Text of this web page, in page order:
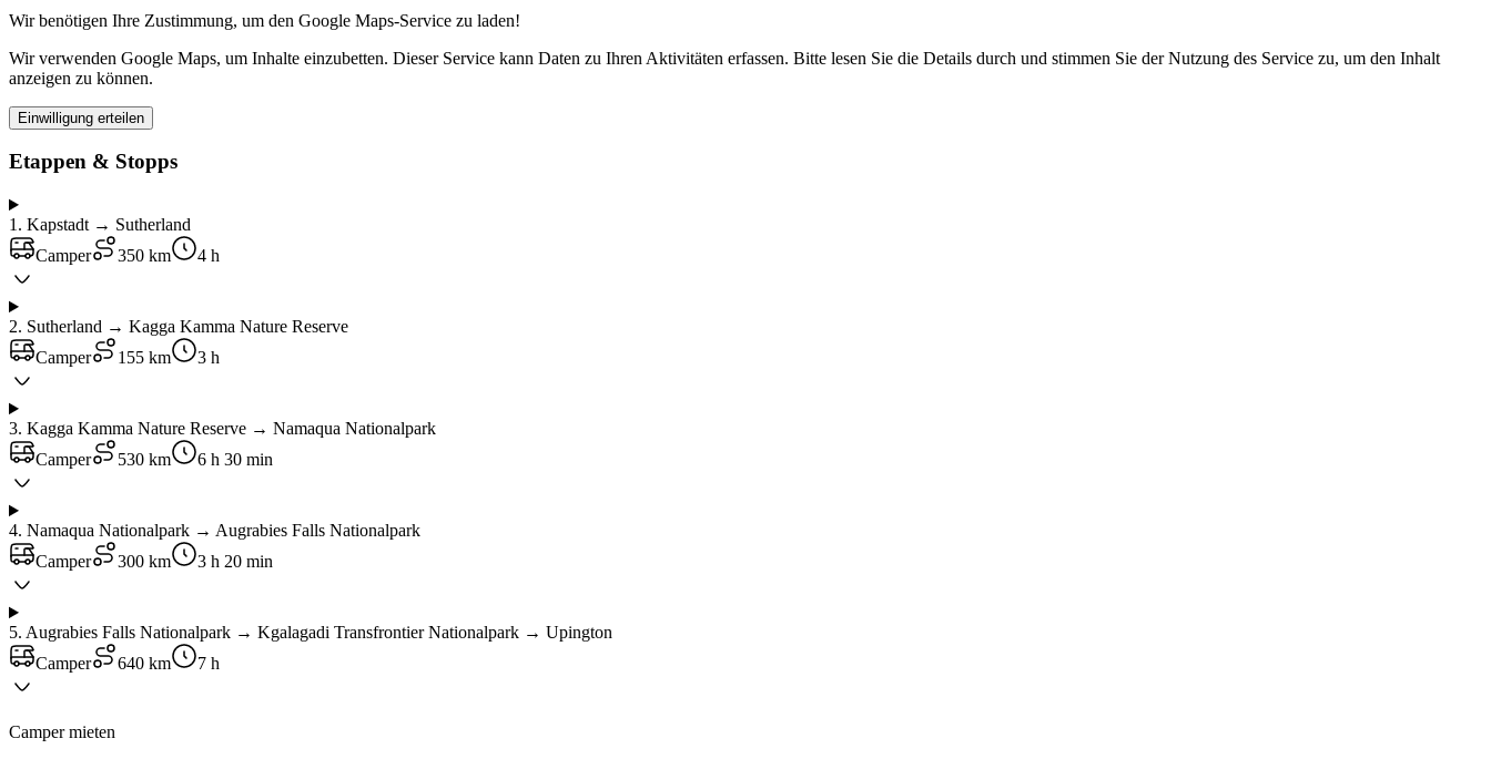
Wir benötigen Ihre Zustimmung, um den Google Maps-Service zu laden!
Wir verwenden Google Maps, um Inhalte einzubetten. Dieser Service kann Daten zu Ihren Aktivitäten erfassen. Bitte lesen Sie die Details durch und stimmen Sie der Nutzung des Service zu, um den Inhalt
anzeigen zu können.
Einwilligung erteilen
Etappen & Stopps
1 . Kapstadt → Sutherland
Camper
350 km 4 h
2. Sutherland → Kagga Kamma Nature Reserve
Camper
155 km 3 h
3. Kagga Kamma Nature Reserve → Namaqua Nationalpark
Camper
530 km 6 h 30 min
4. Namaqua Nationalpark → Augrabies Falls Nationalpark
Camper
300 km 3 h 20 min
5. Augrabies Falls Nationalpark → Kgalagadi Transfrontier Nationalpark → Upington
Camper
640 km 7 h
Camper mieten